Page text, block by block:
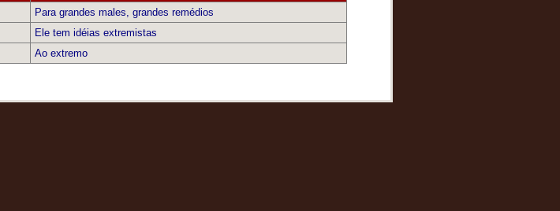
Para grandes males, grandes remédios
Ele tem idéias extremistas
Ao extremo